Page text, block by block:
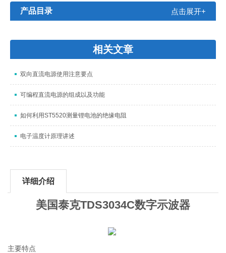
产品目录 点击展开+
相关文章
双向直流电源使用注意要点
可编程直流电源的组成以及功能
如何利用ST5520测量锂电池的绝缘电阻
电子温度计原理讲述
详细介绍
美国泰克TDS3034C数字示波器
主要特点